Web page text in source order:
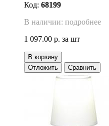
Код: 68199
В наличии: подробнее
1 097.00 р. за шт
В корзину
Отложить
Сравнить